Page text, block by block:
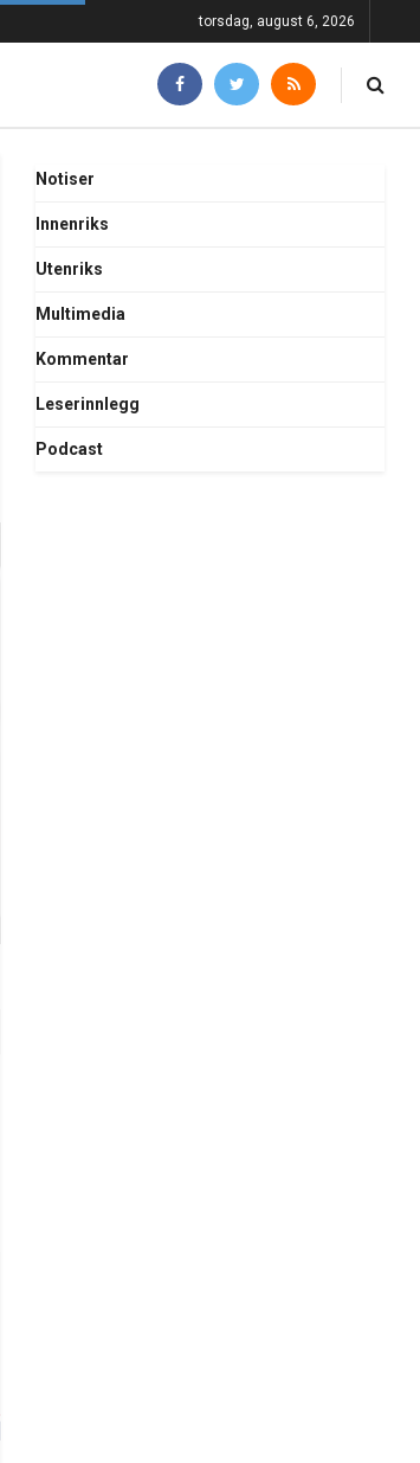
torsdag, august 6, 2026
Notiser
Innenriks
Utenriks
Multimedia
Kommentar
Leserinnlegg
Podcast